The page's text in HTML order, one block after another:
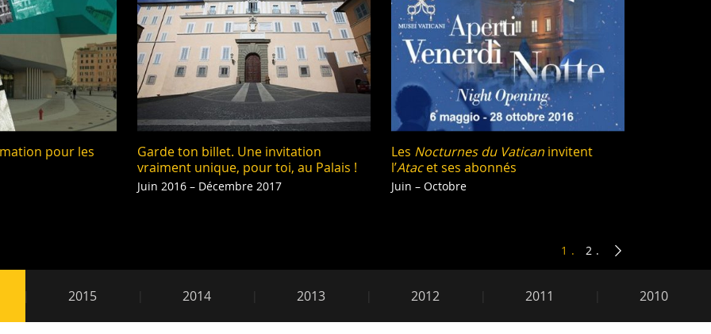
pour les
Garde ton billet. Une invitation
vraiment unique, pour toi, au Palais !
Juin 2016 – Décembre 2017
Les Nocturnes du Vaticaninvitent
l’Atacet ses abonnés
Juin – Octobre
1 2
2015 2014 2013 2012 2011 2010